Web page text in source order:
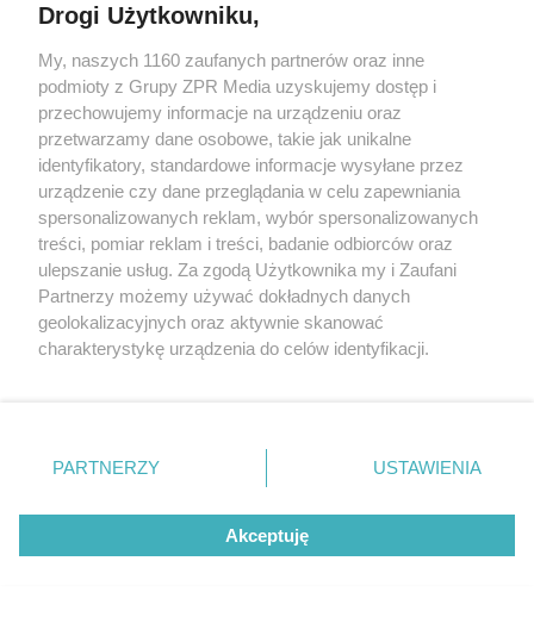
"ESKA Hity na Czasie" – playlista,
która rozkręci każdą chwilę
Drogi Użytkowniku,
My, naszych 1160 zaufanych partnerów oraz inne
podmioty z Grupy ZPR Media uzyskujemy dostęp i
przechowujemy informacje na urządzeniu oraz
przetwarzamy dane osobowe, takie jak unikalne
identyfikatory, standardowe informacje wysyłane przez
urządzenie czy dane przeglądania w celu zapewniania
spersonalizowanych reklam, wybór spersonalizowanych
treści, pomiar reklam i treści, badanie odbiorców oraz
ulepszanie usług. Za zgodą Użytkownika my i Zaufani
Partnerzy możemy używać dokładnych danych
geolokalizacyjnych oraz aktywnie skanować
charakterystykę urządzenia do celów identyfikacji.
zmienić/wycofać klikając przycisk ustawień prywatności
znajdujący się w lewym dolnym rogu strony
rodzaje przetwarzania danych nie wymagają zgody
użytkownika, ale masz prawo sprzeciwić się takiemu
przetwarzaniu. Preferencje będą miały zastosowanie tylko
PARTNERZY USTAWIENIA
Akceptuję